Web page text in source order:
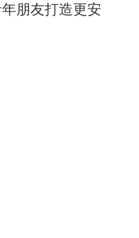
朋友打造更安